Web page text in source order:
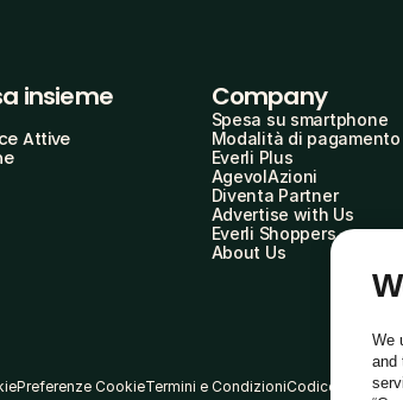
insieme
Attive
Company
Spesa su smartphone
Modalità di pagamento
Everli Plus
AgevolAzioni
Diventa Partner
Advertise with Us
Everli Shoppers
About Us
Preferenze CookieTermini e CondizioniCodice Etico
We
and